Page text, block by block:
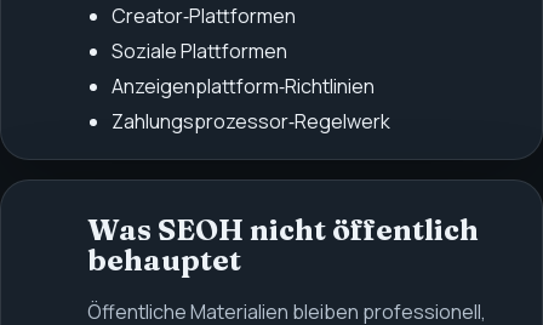
Creator‑Plattformen
Soziale Plattformen
Anzeigenplattform‑Richtlinien
Zahlungsprozessor‑Regelwerk
Was SEOH nicht öffentlich
behauptet
Öffentliche Materialien bleiben professionell,